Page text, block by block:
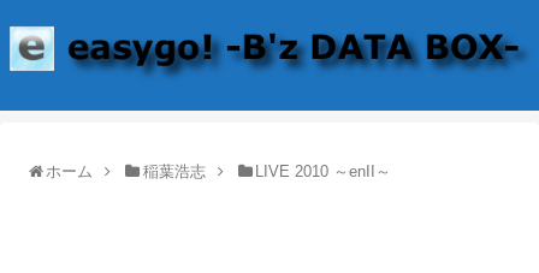
ホーム 稲葉浩志 LIVE 2010 ～enII～